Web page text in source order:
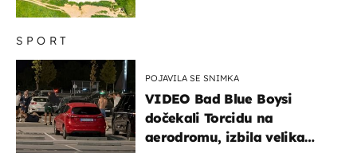
SPORT
POJAVILA SE SNIMKA
VIDEO Bad Blue Boysi
dočekali Torcidu na
aerodromu, izbila velika